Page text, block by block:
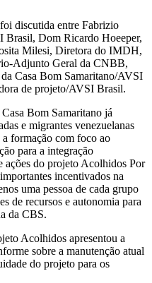
discutida entre Fabrizio
Brasil, Dom Ricardo Hoeeper,
Milesi, Diretora do IMDH,
Adjunto Geral da CNBB,
Casa Bom Samaritano/AVSI
de projeto/AVSI Brasil.
Bom Samaritano já
e migrantes venezuelanas
formação com foco ao
para a integração
ações do projeto Acolhidos Por
incentivados na
uma pessoa de cada grupo
de recursos e autonomia para
da CBS.
Acolhidos apresentou a
sobre a manutenção atual
do projeto para os